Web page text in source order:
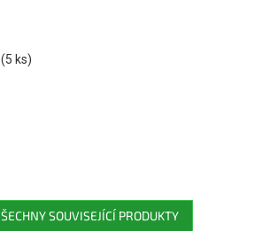
(5 ks)
SOUVISEJÍCÍ PRODUKTY